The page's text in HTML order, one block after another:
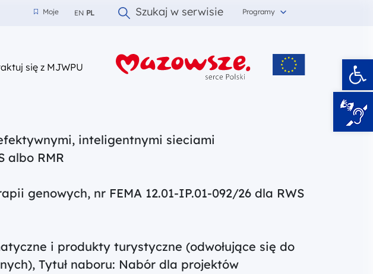
Moje
Moje EN PL Szukaj w serwisie Programy
się z MJWPUz nami
inteligentnymi sieciami
albo RMR
genowych, nr FEMA 12.01-IP.01-092/26 dla RWS
i produkty turystyczne (odwołujące się do
Tytuł naboru: Nabór dla projektów